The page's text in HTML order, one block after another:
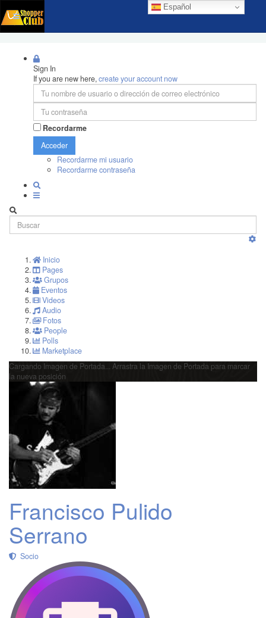
Español
Sign In
If you are new here,create your account now
Recordarme
Acceder
Recordarme mi usuario
Recordarme contraseña
Inicio
Pages
Grupos
Eventos
Videos
Audio
Fotos
People
Polls
Marketplace
Cargando Imagen de Portada...
Arrastra la Imagen de Portada para marcar
la nueva posición
Francisco Pulido
Serrano
Socio